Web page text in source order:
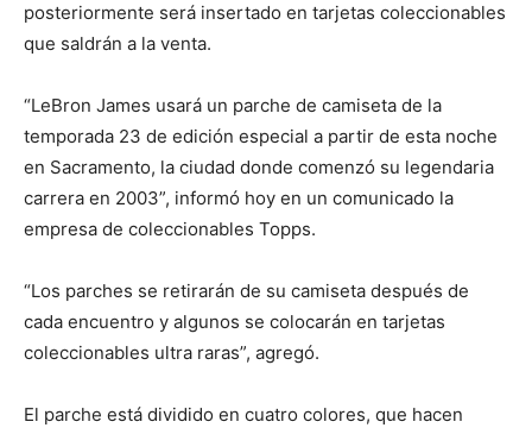
posteriormente será insertado en tarjetas coleccionables
que saldrán a la venta.
“LeBron James usará un parche de camiseta de la
temporada 23 de edición especial a partir de esta noche
en Sacramento, la ciudad donde comenzó su legendaria
carrera en 2003”, informó hoy en un comunicado la
empresa de coleccionables Topps.
“Los parches se retirarán de su camiseta después de
cada encuentro y algunos se colocarán en tarjetas
coleccionables ultra raras”, agregó.
El parche está dividido en cuatro colores, que hacen